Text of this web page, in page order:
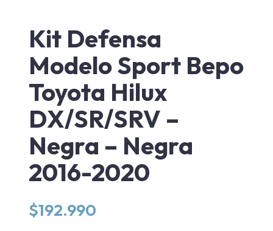
Kit Defensa
Modelo Sport Bepo
Toyota Hilux
DX/SR/SRV –
Negra – Negra
2016-2020
$192.990